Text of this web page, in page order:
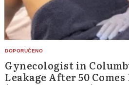
Gynecologist in
Leakage After 50